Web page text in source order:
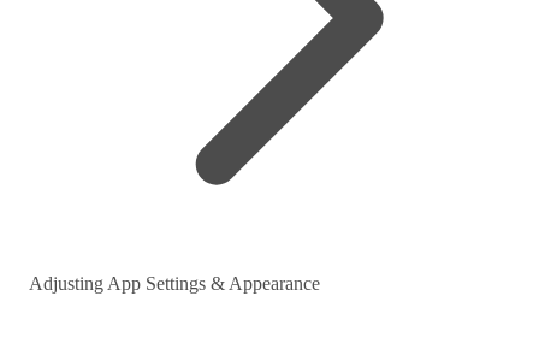
Adjusting App Settings & Appearance